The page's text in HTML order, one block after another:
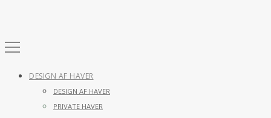
DESIGN AF HAVER
DESIGN AF HAVER
PRIVATE HAVER